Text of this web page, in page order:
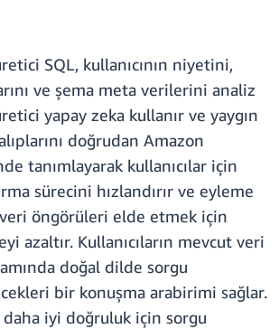
SQL, kullanıcının niyetini,
ve şema meta verilerini analiz
yapay zeka kullanır ve yaygın
doğrudan Amazon
tanımlayarak kullanıcılar için
sürecini hızlandırır ve eyleme
öngörüleri elde etmek için
azaltır. Kullanıcıların mevcut veri
doğal dilde sorgu
bir konuşma arabirimi sağlar.
iyi doğruluk için sorgu